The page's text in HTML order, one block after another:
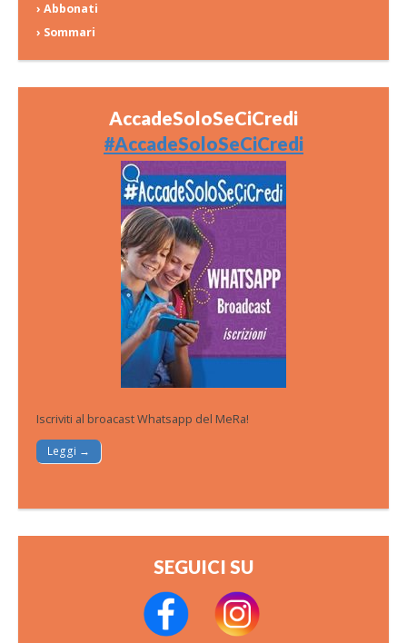
› Abbonati
› Sommari
AccadeSoloSeCiCredi
#AccadeSoloSeCiCredi
Iscriviti al broacast Whatsapp del MeRa!
Leggi →
SEGUICI SU